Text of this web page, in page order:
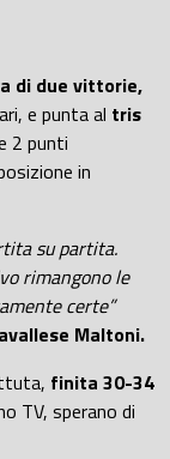
di due vittorie,
e punta al tris
2 punti
in
su partita.
rimangono le
certe”
Maltoni.
finita 30-34
TV, sperano di